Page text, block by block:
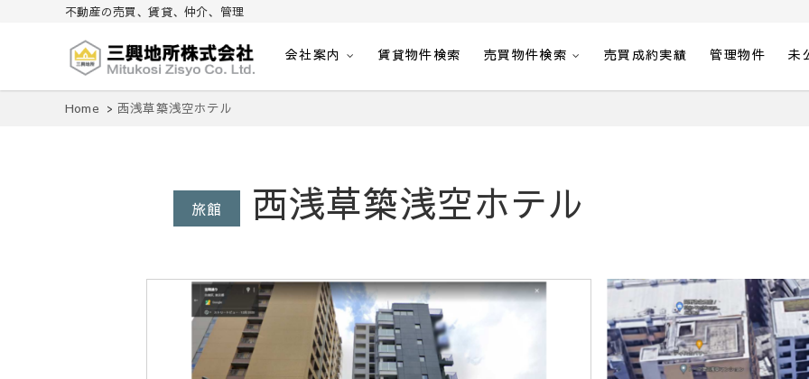
不動産の売買、賃貸、仲介、管理
三興地所株式会社
不動産の売買、賃貸、仲介、管理
会社案内 賃貸物件検索 売買物件検索 売買成約実績 管理物件 未
Home 西浅草築浅空ホテル
旅館 西浅草築浅空ホテル